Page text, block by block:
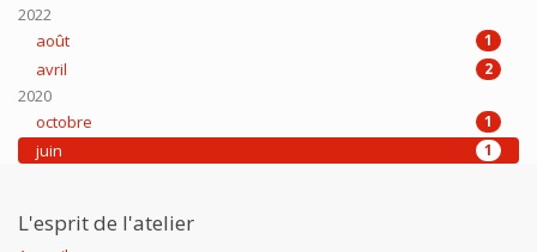
2022
août
1
avril 2
2020
octobre
1
juin 1
L'esprit de l'atelier